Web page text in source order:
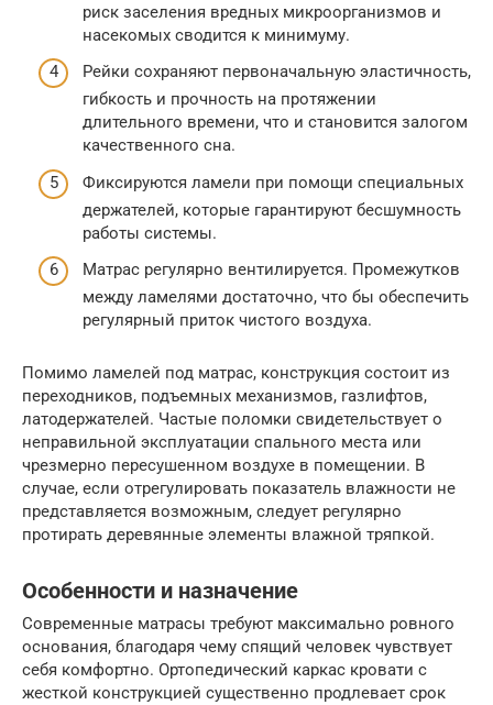
риск заселения вредных микроорганизмов и
насекомых сводится к минимуму.
Рейки сохраняют первоначальную эластичность,
гибкость и прочность на протяжении
длительного времени, что и становится залогом
качественного сна.
Фиксируются ламели при помощи специальных
держателей, которые гарантируют бесшумность
работы системы.
Матрас регулярно вентилируется. Промежутков
между ламелями достаточно, что бы обеспечить
регулярный приток чистого воздуха.
Помимо ламелей под матрас, конструкция состоит из
переходников, подъемных механизмов, газлифтов,
латодержателей. Частые поломки свидетельствует о
неправильной эксплуатации спального места или
чрезмерно пересушенном воздухе в помещении. В
случае, если отрегулировать показатель влажности не
представляется возможным, следует регулярно
протирать деревянные элементы влажной тряпкой.
Особенности и назначение
Современные матрасы требуют максимально ровного
основания, благодаря чему спящий человек чувствует
себя комфортно. Ортопедический каркас кровати с
жесткой конструкцией существенно продлевает срок